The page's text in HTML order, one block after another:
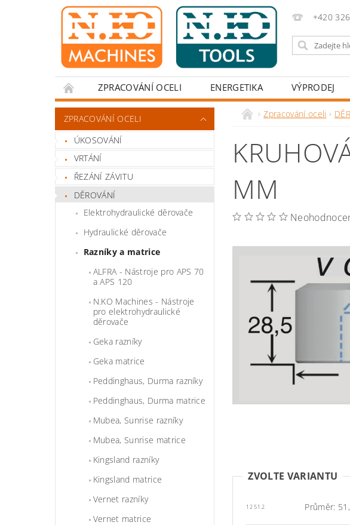
+420
ZPRACOVÁNÍ OCELI ENERGETIKA VÝPRODEJ
ZPRACOVÁNÍ OCELI
ÚKOSOVÁNÍ
VRTÁNÍ
ŘEZÁNÍ ZÁVITU
DĚROVÁNÍ
Elektrohydraulické děrovače
Hydraulické děrovače
Razníky a matrice
ALFRA - Nástroje pro APS 70
a APS 120
N.KO Machines - Nástroje
pro elektrohydraulické
děrovače
Geka razníky
Geka matrice
Peddinghaus, Durma razníky
Peddinghaus, Durma matrice
Mubea, Sunrise razníky
Mubea, Sunrise matrice
Kingsland razníky
Kingsland matrice
Vernet razníky
Vernet matrice
Zpracování oceli
MM
ZVOLTE VARIANTU
12 51.2 Průměr: